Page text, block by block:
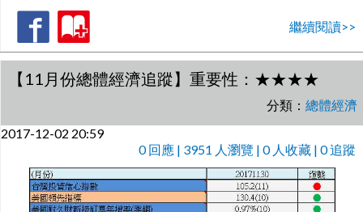
繼續閱讀>>
【11月份總體經濟追蹤】重要性：★★★★
分類： 總體經濟
2017-12-02 20:59
0回應 | 3951 人瀏覽 | 0 人收藏 | 0 追蹤